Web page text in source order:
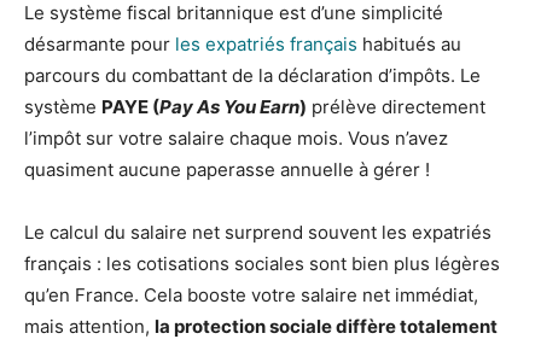
Le système fiscal britannique est d’une simplicité
désarmante pour les expatriés français habitués au
parcours du combattant de la déclaration d’impôts. Le
système PAYE (Pay As You Earn) prélève directement
l’impôt sur votre salaire chaque mois. Vous n’avez
quasiment aucune paperasse annuelle à gérer !
Le calcul du salaire net surprend souvent les expatriés
français : les cotisations sociales sont bien plus légères
qu’en France. Cela booste votre salaire net immédiat,
mais attention, la protection sociale diffère totalement